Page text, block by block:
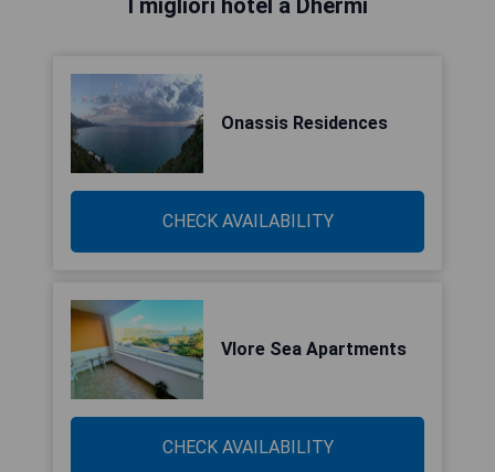
I migliori hotel a Dhërmi
Onassis Residences
CHECK AVAILABILITY
Vlore Sea Apartments
CHECK AVAILABILITY